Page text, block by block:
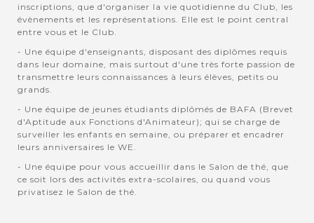
inscriptions, que d'organiser la vie quotidienne du Club, les
évènements et les représentations. Elle est le point central
entre vous et le Club.
- Une équipe d'enseignants, disposant des diplômes requis
dans leur domaine, mais surtout d'une très forte passion de
transmettre leurs connaissances à leurs élèves, petits ou
grands.
- Une équipe de jeunes étudiants diplômés de BAFA (Brevet
d'Aptitude aux Fonctions d'Animateur); qui se charge de
surveiller les enfants en semaine, ou préparer et encadrer
leurs anniversaires le WE.
- Une équipe pour vous accueillir dans le Salon de thé, que
ce soit lors des activités extra-scolaires, ou quand vous
privatisez le Salon de thé.